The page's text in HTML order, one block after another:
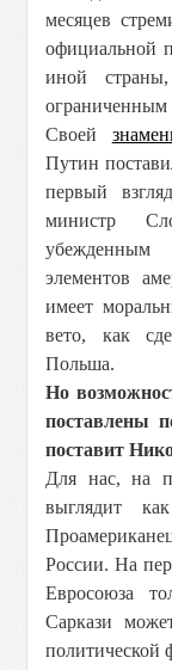
месяцев
официальной
иной
ограниченным
Своей
Путин
первый
министр
убежденным
элементов
имеет
вето, как
Польша.
Но
поставлены
поставит
Для нас, на
выглядит
России. На
Евросоюза
Саркази
политической